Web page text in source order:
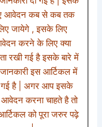
आवेदन कब से कब तक
जायेगे , इसके लिए
करने के लिए क्या
रखी गई है इसके बारे में
जानकारी इस आर्टिकल में
गई है | अगर आप इसके
आवेदन करना चाहते है तो
को पूरा जरुर पढ़े